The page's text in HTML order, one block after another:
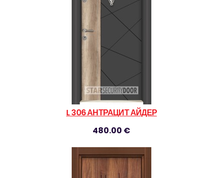
L 306 АНТРАЦИТ АЙДЕР
480.00 €